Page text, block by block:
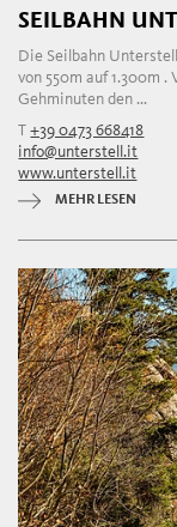
SEILBAHN
Die Seilbahn
von 550m auf 1.300m
Gehminuten den ...
T+39 0473 668418
info@unterstell.it
www.unterstell.it
MEHR LESEN